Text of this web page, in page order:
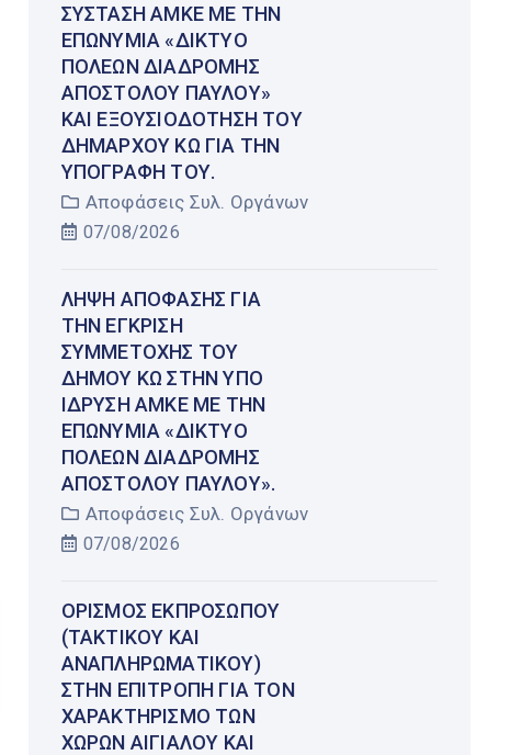
ΣΎΣΤΑΣΗ ΑΜΚΕ ΜΕ ΤΗΝ
ΕΠΩΝΥΜΊΑ «ΔΊΚΤΥΟ
ΠΌΛΕΩΝ ΔΙΑΔΡΟΜΉΣ
ΑΠΟΣΤΌΛΟΥ ΠΑΎΛΟΥ»
ΚΑΙ ΕΞΟΥΣΙΟΔΌΤΗΣΗ ΤΟΥ
ΔΗΜΆΡΧΟΥ ΚΩ ΓΙΑ ΤΗΝ
ΥΠΟΓΡΑΦΉ ΤΟΥ.
Αποφάσεις Συλ. Οργάνων
07/08/2026
ΛΉΨΗ ΑΠΌΦΑΣΗΣ ΓΙΑ
ΤΗΝ ΈΓΚΡΙΣΗ
ΣΥΜΜΕΤΟΧΉΣ ΤΟΥ
ΔΉΜΟΥ ΚΩ ΣΤΗΝ ΥΠΌ
ΊΔΡΥΣΗ ΑΜΚΕ ΜΕ ΤΗΝ
ΕΠΩΝΥΜΊΑ «ΔΊΚΤΥΟ
ΠΌΛΕΩΝ ΔΙΑΔΡΟΜΉΣ
ΑΠΟΣΤΌΛΟΥ ΠΑΎΛΟΥ».
Αποφάσεις Συλ. Οργάνων
07/08/2026
ΟΡΙΣΜΌΣ ΕΚΠΡΟΣΏΠΟΥ
(ΤΑΚΤΙΚΟΎ ΚΑΙ
ΑΝΑΠΛΗΡΩΜΑΤΙΚΟΎ)
ΣΤΗΝ ΕΠΙΤΡΟΠΉ ΓΙΑ ΤΟΝ
ΧΑΡΑΚΤΗΡΙΣΜΌ ΤΩΝ
ΧΏΡΩΝ ΑΙΓΙΑΛΟΎ ΚΑΙ